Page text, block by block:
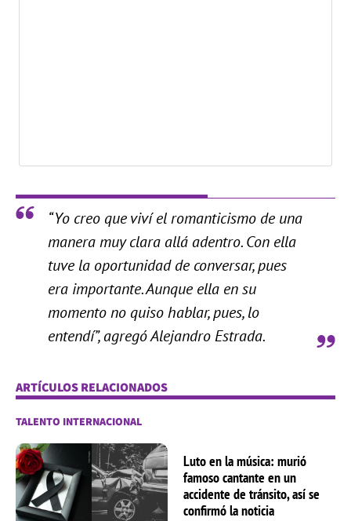
“Yo creo que viví el romanticismo de una
manera muy clara allá adentro. Con ella
tuve la oportunidad de conversar, pues
era importante. Aunque ella en su
momento no quiso hablar, pues, lo
entendí”, agregó Alejandro Estrada.
ARTÍCULOS RELACIONADOS
TALENTO INTERNACIONAL
Luto en la música: murió
famoso cantante en un
accidente de tránsito, así se
confirmó la noticia